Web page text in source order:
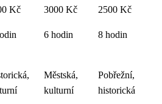
Kč
3000 Kč
2500 Kč
6 hodin 8 hodin
Městská,
kulturní
Pobřežní,
historická